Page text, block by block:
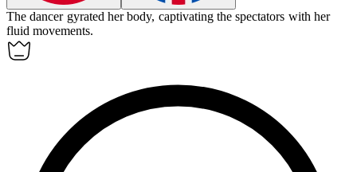
The dancer gyrated her body, captivating the spectators with her
fluid movements.